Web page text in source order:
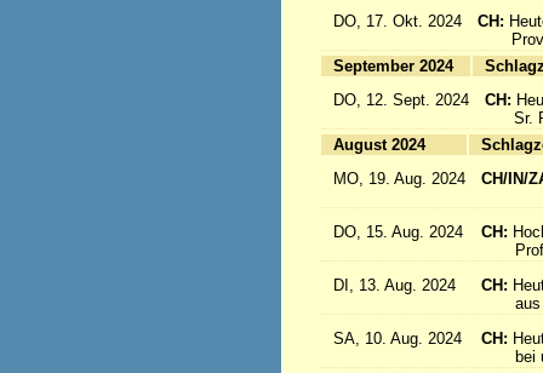
DO, 17. Okt. 2024 CH:
September 2024
DO, 12. Sept. 2024
CH:
Sr.
August 2024
MO, 19. Aug. 2024
CH/IN/
DO, 15. Aug. 2024
CH:
DI, 13. Aug. 2024
CH:
aus
SA, 10. Aug. 2024
CH:
bei